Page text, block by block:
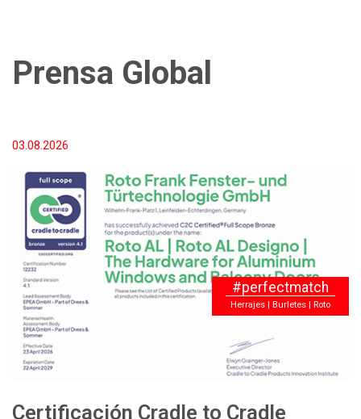
Prensa Global
#perfectmatch
Herrajes | Burletes | Roto
03.08.2026
Certificación Cradle to Cradle